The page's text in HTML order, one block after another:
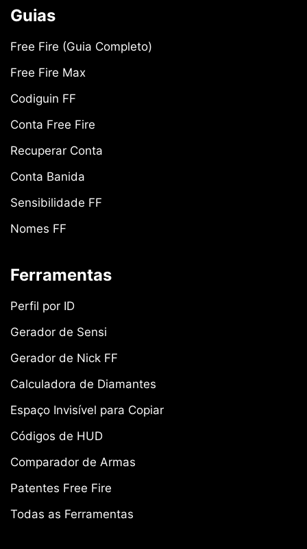
Guias
Free Fire (Guia Completo)
Free Fire Max
Codiguin FF
Conta Free Fire
Recuperar Conta
Conta Banida
Sensibilidade FF
Nomes FF
Ferramentas
Perfil por ID
Gerador de Sensi
Gerador de Nick FF
Calculadora de Diamantes
Espaço Invisível para Copiar
Códigos de HUD
Comparador de Armas
Patentes Free Fire
Todas as Ferramentas